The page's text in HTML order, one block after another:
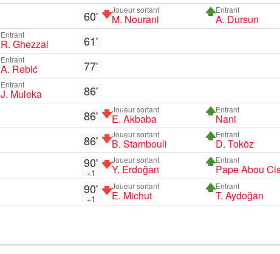
60' Joueur sortant
M. Nourani
Entrant
A. Dursun
Entrant
R. Ghezzal 61'
Entrant
A. Rebić 77'
Entrant
J. Muleka
86'
86'
Joueur sortant
E. Akbaba
Entrant
Nani
86' Joueur sortant
B. Stambouli
Entrant
D. Toköz
90'
+1
Joueur sortant
Y. Erdoğan
Entrant
Pape Abou
90'
+1
Joueur sortant
E. Michut
Entrant
T. Aydoğan